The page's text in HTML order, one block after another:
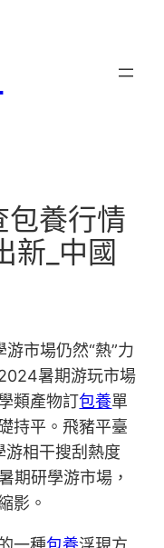
包養行情
新_中國
市場仍然“熱”力
暑期游玩市場
類產物訂包養單
持平。飛豬平臺
游相干搜刮熱度
期研學游市場，
影。